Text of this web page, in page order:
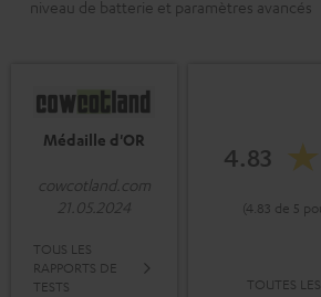
niveau de batterie et paramètres avancés
Médaille d'OR
cowcotland.com
21.05.2024
TOUS LES
RAPPORTS DE
TESTS
4.83
(4.83 de 5
TOUTES